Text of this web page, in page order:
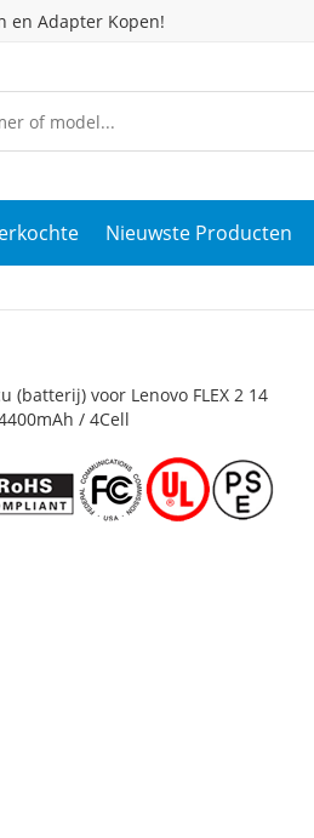
en Adapter Kopen!
Nieuwste Producten